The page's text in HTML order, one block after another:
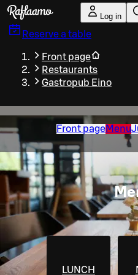
Skip to main content
Log in
Reserve a table
Front page
Restaurants
Gastropub Eino
Front pageMenu
LUNCH